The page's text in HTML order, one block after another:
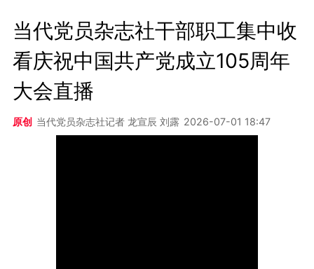
当代党员杂志社干部职工集中收
看​庆祝中国共产党成立105周年
大会直播
原创 当代党员杂志社记者 龙宣辰 刘露 2026-07-01 18:47